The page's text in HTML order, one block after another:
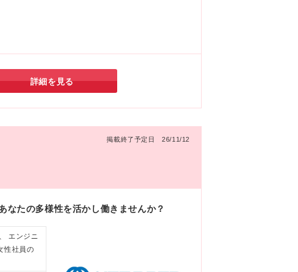
詳細を見る
掲載終了予定日 26/11/12
なたの多様性を活かし働きませんか？
エンジニ
性社員の